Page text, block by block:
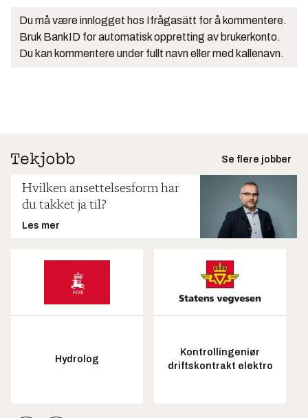
Du må være innlogget hos Ifrågasätt for å kommentere.
Bruk BankID for automatisk oppretting av brukerkonto.
Du kan kommentere under fullt navn eller med kallenavn.
Se flere jobber
Hvilken ansettelsesform har
du takket ja til?
Les mer
Hydrolog
Kontrollingeniør
driftskontrakt elektro